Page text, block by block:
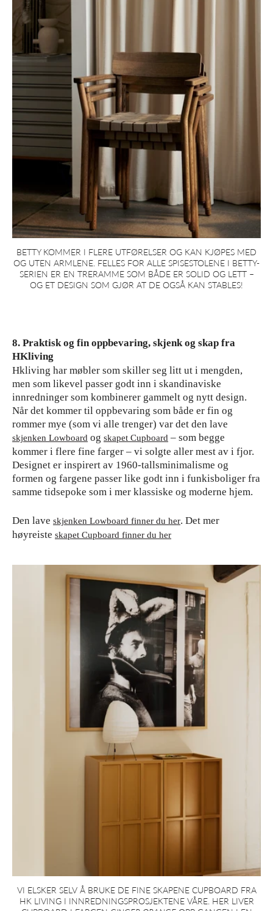
BETTY KOMMER I FLERE UTFØRELSER OG KAN KJØPES MED
OG UTEN ARMLENE. FELLES FOR ALLE SPISESTOLENE I BETTY-
SERIEN ER EN TRERAMME SOM BÅDE ER SOLID OG LETT –
OG ET DESIGN SOM GJØR AT DE OGSÅ KAN STABLES!
8. Praktisk og fin oppbevaring, skjenk og skap fra
HKliving
Hkliving har møbler som skiller seg litt ut i mengden,
men som likevel passer godt inn i skandinaviske
innredninger som kombinerer gammelt og nytt design.
Når det kommer til oppbevaring som både er fin og
rommer mye (som vi alle trenger) var det den lave
skjenken Lowboard og skapet Cupboard – som begge
kommer i flere fine farger – vi solgte aller mest av i fjor.
Designet er inspirert av 1960-tallsminimalisme og
formen og fargene passer like godt inn i funkisboliger fra
samme tidsepoke som i mer klassiske og moderne hjem.
Den lave skjenken Lowboard finner du her. Det mer
høyreiste skapet Cupboard finner du her
VI ELSKER SELV Å BRUKE DE FINE SKAPENE CUPBOARD FRA
HK LIVING I INNREDNINGSPROSJEKTENE VÅRE. HER LIVER